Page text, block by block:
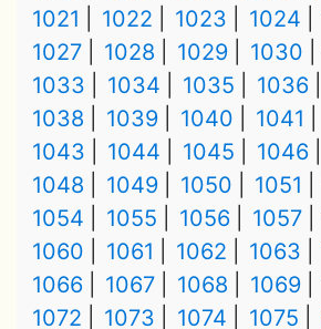
1021
1022 1023 1024
1027
1028 1029 1030
1033
1034 1035 1036
1038
1039 1040 1041
1043
1044 1045 1046
1048
1049 1050 1051
1054
1055 1056 1057
1060
1061 1062 1063
1066
1067 1068 1069
1072
1073 1074 1075